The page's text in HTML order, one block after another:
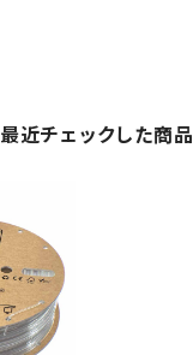
最近チェックした商品